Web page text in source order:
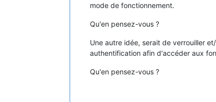
mode de fonctionnement.
Qu'en pensez-vous ?
Une autre idée, serait de verrouiller
authentification afin d'accéder aux
Qu'en pensez-vous ?